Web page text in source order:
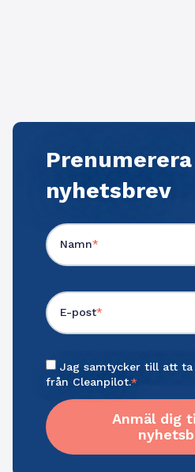
nyhetsbrev
Namn*
E-post*
Jag samtycker till att
från Cleanpilot.*